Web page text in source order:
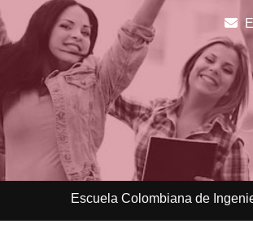
Escuela Colombiana de